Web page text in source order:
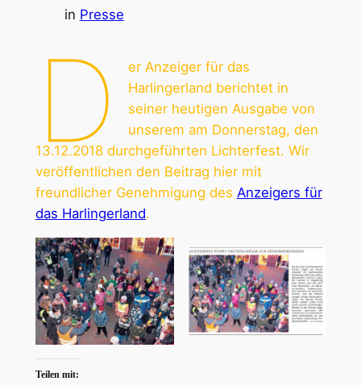
in Presse
D
er Anzeiger für das
Harlingerland berichtet in
seiner heutigen Ausgabe von
unserem am Donnerstag, den
13.12.2018 durchgeführten Lichterfest. Wir
veröffentlichen den Beitrag hier mit
freundlicher Genehmigung des Anzeigers für
das Harlingerland.
Teilen mit: